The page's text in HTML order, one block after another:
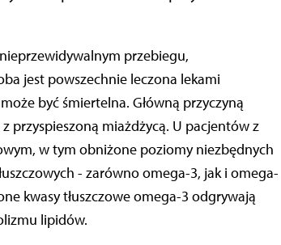
jest powszechnie leczona lekami
być śmiertelna. Główną przyczyną
przyspieszoną miażdżycą. U pacjentów z
w tym obniżone poziomy niezbędnych
- zarówno omega-3, jak i omega-
kwasy tłuszczowe omega-3 odgrywają
lipidów.